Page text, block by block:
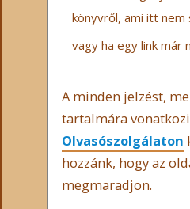
könyvről, ami itt nem
vagy ha egy link már
A minden jelzést,
tartalmára
Olvasószolgálaton
hozzánk, hogy az
megmaradjon.